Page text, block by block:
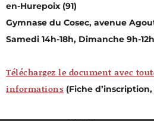
en-Hurepoix (91)
Gymnase du Cosec, avenue
Samedi 14h-18h, Dimanche 9h-
Téléchargez le document avec
informations (Fiche